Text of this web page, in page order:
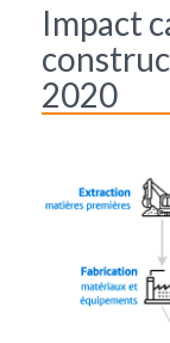
Impact
2020